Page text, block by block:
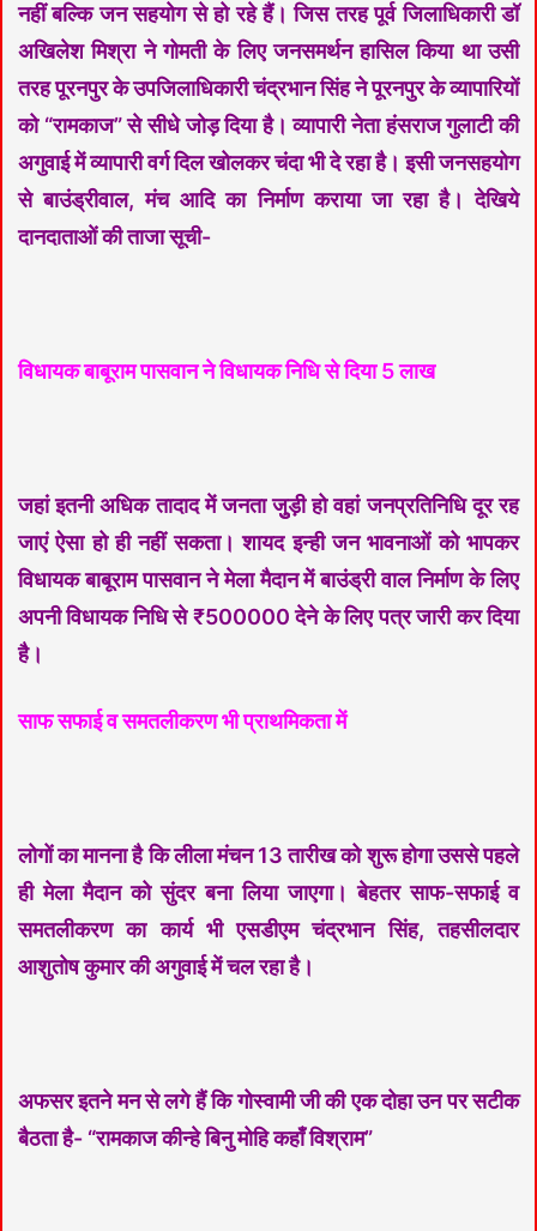
नहीं बल्कि जन सहयोग से हो रहे हैं। जिस तरह पूर्व जिलाधिकारी डॉ
अखिलेश मिश्रा ने गोमती के लिए जनसमर्थन हासिल किया था उसी
तरह पूरनपुर के उपजिलाधिकारी चंद्रभान सिंह ने पूरनपुर के व्यापारियों
को “रामकाज” से सीधे जोड़ दिया है। व्यापारी नेता हंसराज गुलाटी की
अगुवाई में व्यापारी वर्ग दिल खोलकर चंदा भी दे रहा है। इसी जनसहयोग
से बाउंड्रीवाल, मंच आदि का निर्माण कराया जा रहा है। देखिये
दानदाताओं की ताजा सूची-
विधायक बाबूराम पासवान ने विधायक निधि से दिया 5 लाख
जहां इतनी अधिक तादाद में जनता जुुड़ी हो वहां जनप्रतिनिधि दूर रह
जाएं ऐसा हो ही नहीं सकता। शायद इन्ही जन भावनाओं को भापकर
विधायक बाबूराम पासवान ने मेला मैदान में बाउंड्री वाल निर्माण के लिए
अपनी विधायक निधि से ₹500000 देने के लिए पत्र जारी कर दिया
है।
साफ सफाई व समतलीकरण भी प्राथमिकता में
लोगों का मानना है कि लीला मंचन 13 तारीख को शुरू होगा उससे पहले
ही मेला मैदान को सुंदर बना लिया जाएगा। बेहतर साफ-सफाई व
समतलीकरण का कार्य भी एसडीएम चंद्रभान सिंह, तहसीलदार
आशुतोष कुमार की अगुवाई में चल रहा है।
अफसर इतने मन से लगे हैं कि गोस्वामी जी की एक दोहा उन पर सटीक
बैठता है- “रामकाज कीन्हे बिनु मोहि कहाँ विश्राम”